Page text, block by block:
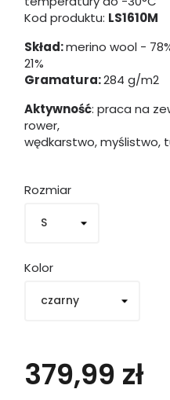
Kod produktu: LS1610M
Skład:merino wool -
21%
Gramatura:284 g/m2
Aktywność: praca na
rower,
wędkarstwo, myślistwo,
Rozmiar
Kolor
379,99 zł